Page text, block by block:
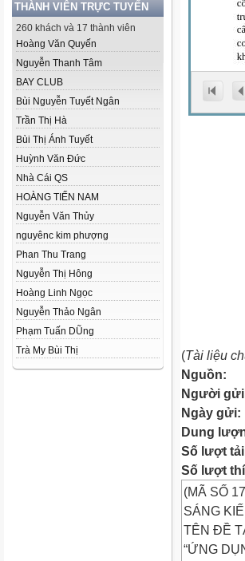
THÀNH VIÊN TRỰC TUYẾN
260 khách và 17 thành viên
Hoàng Văn Quyến
Nguyễn Thanh Tâm
BAY CLUB
Bùi Nguyễn Tuyết Ngân
Trần Thị Hà
Bùi Thị Ánh Tuyết
Huỳnh Văn Đức
Nhà Cái QS
HOÀNG TIẾN NAM
Nguyễn Văn Thủy
nguyênc kim phượng
Phan Thu Trang
Nguyễn Thị Hông
Hoàng Linh Ngọc
Nguyễn Thảo Ngân
Phạm Tuấn DŨng
Trà My Bùi Thị
(Tài liệu
Nguồn:
Người
Ngày gửi:
Dung
Số lượt
Số lượt
(MÃ SỐ
SÁNG
TÊN ĐỀ
“ỨNG